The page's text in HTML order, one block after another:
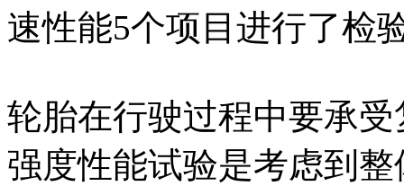
速性能5个项目进行了检
轮胎在行驶过程中要承
强度性能试验是考虑到